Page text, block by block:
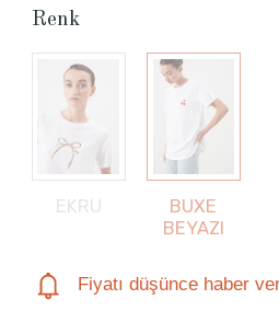
Renk
EKRU
BUXE
BEYAZI
Fiyatı düşünce haber